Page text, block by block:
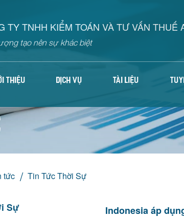
TY TNHH KIỂM TOÁN VÀ TƯ VẤN THUẾ
tạo nên sự khác biệt
THIỆU DỊCH VỤ TÀI LIỆU
tức Tin Tức Thời Sự
Sự
Indonesia áp